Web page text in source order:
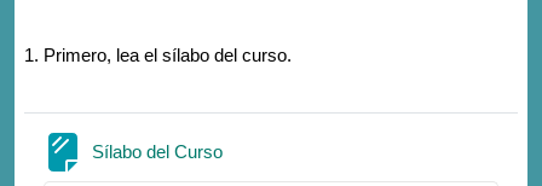
1. Primero, lea el sílabo del curso.
Sílabo del CursoPage